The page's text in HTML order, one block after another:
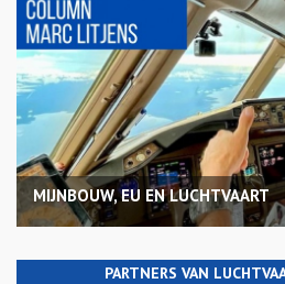
MIJNBOUW, EU EN LUCHTVAART
PARTNERS VAN